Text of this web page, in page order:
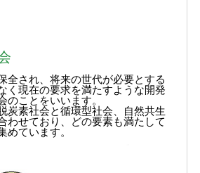
全され、将来の世代が必要とする
く現在の要求を満たすような開発
のことをいいます。
炭素社会と循環型社会、自然共生
わせており、どの要素も満たして
めています。